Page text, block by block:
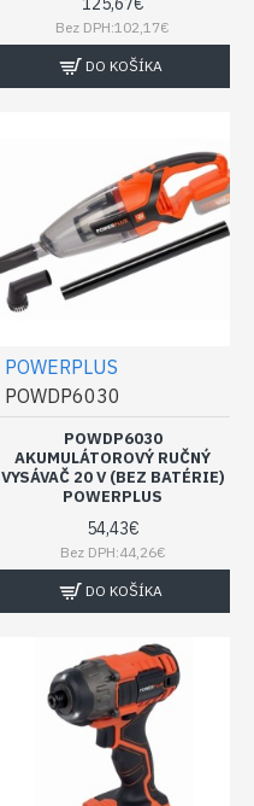
Bez DPH:102,17€
DO KOŠÍKA
POWERPLUS
POWDP6030
POWDP6030
AKUMULÁTOROVÝ RUČNÝ
VYSÁVAČ 20 V (BEZ BATÉRIE)
POWERPLUS
54,43€
Bez DPH:44,26€
DO KOŠÍKA